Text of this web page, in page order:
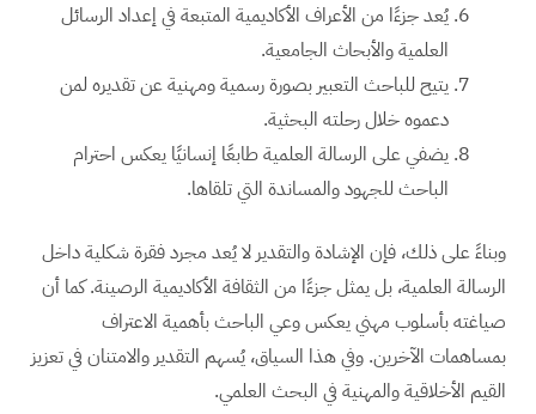
يُعد جزءًا من الأعراف الأكاديمية المتبعة في إعداد الرسائل
العلمية والأبحاث الجامعية.
يتيح للباحث التعبير بصورة رسمية ومهنية عن تقديره لمن
دعموه خلال رحلته البحثية.
يضفي على الرسالة العلمية طابعًا إنسانيًا يعكس احترام
الباحث للجهود والمساندة التي تلقاها.
وبناءً على ذلك، فإن الإشادة والتقدير لا يُعد مجرد فقرة شكلية داخل
الرسالة العلمية، بل يمثل جزءًا من الثقافة الأكاديمية الرصينة. كما أن
صياغته بأسلوب مهني يعكس وعي الباحث بأهمية الاعتراف
بمساهمات الآخرين. وفي هذا السياق، يُسهم التقدير والامتنان في تعزيز
القيم الأخلاقية والمهنية في البحث العلمي.